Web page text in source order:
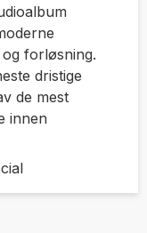
forløsning.
dristige
de mest
innen